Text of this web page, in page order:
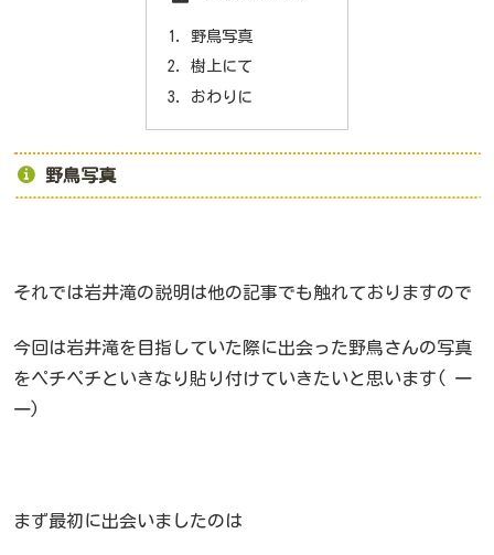
野鳥写真
樹上にて
おわりに
野鳥写真
それでは岩井滝の説明は他の記事でも触れておりますので
今回は岩井滝を目指していた際に出会った野鳥さんの写真
をペチペチといきなり貼り付けていきたいと思います( 一
一)
まず最初に出会いましたのは